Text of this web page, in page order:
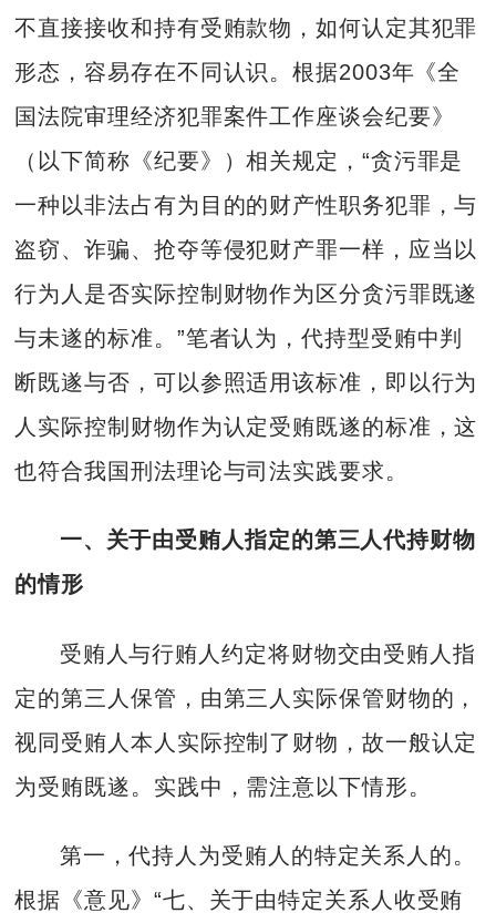
不直接接收和持有受贿款物，如何认定其犯罪
形态，容易存在不同认识。根据2003年《全
国法院审理经济犯罪案件工作座谈会纪要》
（以下简称《纪要》）相关规定，“贪污罪是
一种以非法占有为目的的财产性职务犯罪，与
盗窃、诈骗、抢夺等侵犯财产罪一样，应当以
行为人是否实际控制财物作为区分贪污罪既遂
与未遂的标准。”笔者认为，代持型受贿中判
断既遂与否，可以参照适用该标准，即以行为
人实际控制财物作为认定受贿既遂的标准，这
也符合我国刑法理论与司法实践要求。
一、关于由受贿人指定的第三人代持财物
的情形
受贿人与行贿人约定将财物交由受贿人指
定的第三人保管，由第三人实际保管财物的，
视同受贿人本人实际控制了财物，故一般认定
为受贿既遂。实践中，需注意以下情形。
第一，代持人为受贿人的特定关系人的。
根据《意见》“七、关于由特定关系人收受贿